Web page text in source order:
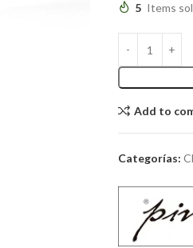
5 Items
Add to
Categorías: